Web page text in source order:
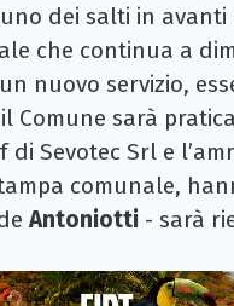
dei salti in
che continua a
nuovo servizio,
Comune sarà
Sevotec Srl e
comunale,
Antoniotti - sarà